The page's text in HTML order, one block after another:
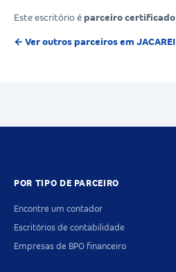
Este escritório é parceiro certificado
← Ver outros parceiros em JACAREI
POR TIPO DE PARCEIRO
Encontre um contador
Escritórios de contabilidade
Empresas de BPO financeiro